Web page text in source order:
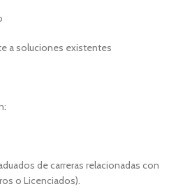
a soluciones existentes
de carreras relacionadas con
o Licenciados).